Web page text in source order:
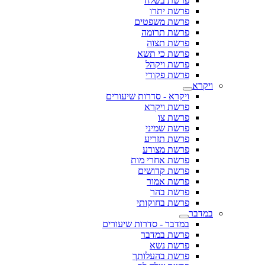
פרשת יתרו
פרשת משפטים
פרשת תרומה
פרשת תצוה
פרשת כי תשא
פרשת ויקהל
פרשת פקודי
ויקרא
ויקרא - סדרות שיעורים
פרשת ויקרא
פרשת צו
פרשת שמיני
פרשת תזריע
פרשת מצורע
פרשת אחרי מות
פרשת קדושים
פרשת אמור
פרשת בהר
פרשת בחוקותי
במדבר
במדבר - סדרות שיעורים
פרשת במדבר
פרשת נשא
פרשת בהעלותך